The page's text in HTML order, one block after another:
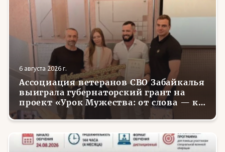
6 августа 2026 г.
Ассоциация ветеранов СВО Забайкалья
выиграла губернаторский грант на
проект «Урок Мужества: от слова — к
делу»